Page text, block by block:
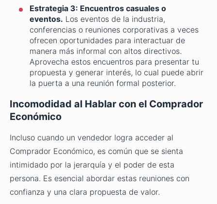
Estrategia 3: Encuentros casuales o
eventos. Los eventos de la industria,
conferencias o reuniones corporativas a veces
ofrecen oportunidades para interactuar de
manera más informal con altos directivos.
Aprovecha estos encuentros para presentar tu
propuesta y generar interés, lo cual puede abrir
la puerta a una reunión formal posterior.
Incomodidad al Hablar con el Comprador
Económico
Incluso cuando un vendedor logra acceder al
Comprador Económico, es común que se sienta
intimidado por la jerarquía y el poder de esta
persona. Es esencial abordar estas reuniones con
confianza y una clara propuesta de valor.